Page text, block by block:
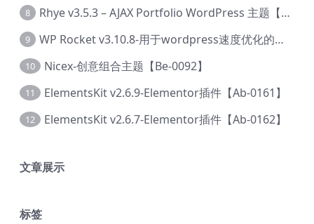
8 Rhye v3.5.3 – AJAX Portfolio WordPress 主题【Bi-0049】
9 WP Rocket v3.10.8-用于wordpress速度优化的缓存加速插件【Cd-0019】
10 Nicex-创意组合主题【Be-0092】
11 ElementsKit v2.6.9-Elementor插件【Ab-0161】
12 ElementsKit v2.6.7-Elementor插件【Ab-0162】
文章展示
标签